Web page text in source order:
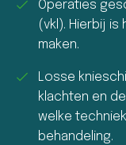
Operaties
(vkl). Hierbij
maken.
Losse
klachten en
welke
behandeling.